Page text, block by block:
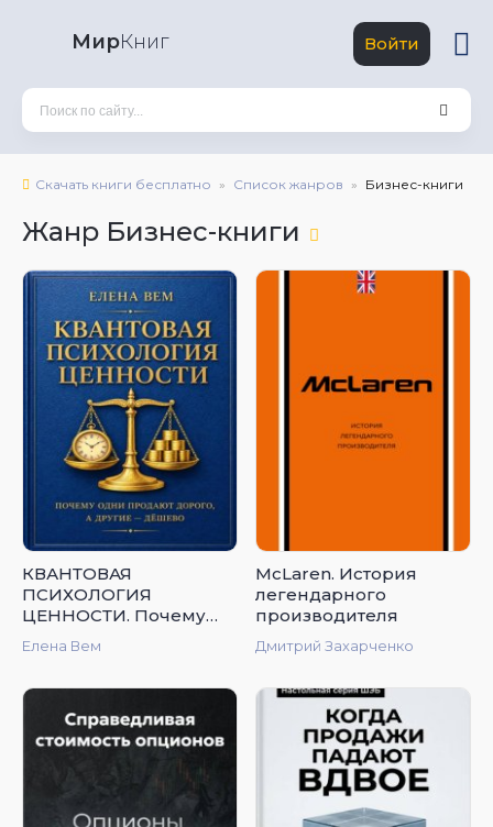
МирКниг Войти
Скачать книги бесплатно Список жанров Бизнес-книги
Жанр Бизнес-книги
КВАНТОВАЯ
ПСИХОЛОГИЯ
ЦЕННОСТИ. Почему
а другие — дёшево.
Елена Вем
McLaren. История
легендарного
производителя
Дмитрий Захарченко